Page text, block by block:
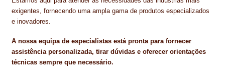
exigentes, fornecendo uma ampla gama de produtos especializados
e inovadores.
A nossa equipa de especialistas está pronta para fornecer
assistência personalizada, tirar dúvidas e oferecer orientações
técnicas sempre que necessário.